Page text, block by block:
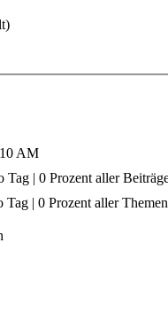
AM
Tag | 0 Prozent aller
Tag | 0 Prozent aller